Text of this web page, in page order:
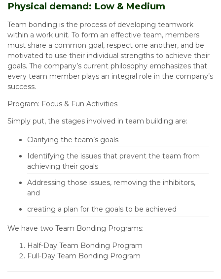
Physical demand: Low & Medium
Team bonding is the process of developing teamwork
within a work unit. To form an effective team, members
must share a common goal, respect one another, and be
motivated to use their individual strengths to achieve their
goals. The company’s current philosophy emphasizes that
every team member plays an integral role in the company’s
success.
Program: Focus & Fun Activities
Simply put, the stages involved in team building are:
Clarifying the team’s goals
Identifying the issues that prevent the team from
achieving their goals
Addressing those issues, removing the inhibitors,
and
creating a plan for the goals to be achieved
We have two Team Bonding Programs:
Half-Day Team Bonding Program
Full-Day Team Bonding Program